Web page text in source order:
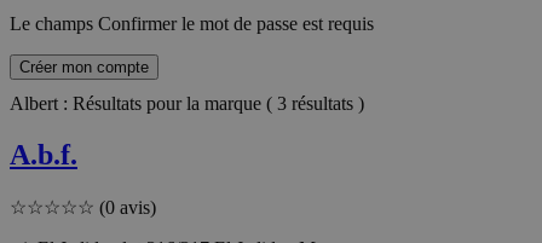
Le champs Confirmer le mot de passe est requis
Créer mon compte
Albert : Résultats pour la marque ( 3 résultats )
A.b.f.
☆☆☆☆☆ (0 avis)